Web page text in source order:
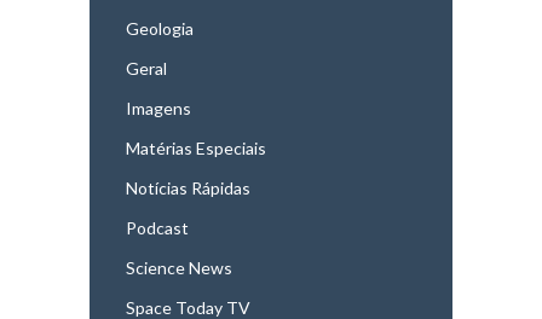
Geologia
Geral
Imagens
Matérias Especiais
Notícias Rápidas
Podcast
Science News
Space Today TV